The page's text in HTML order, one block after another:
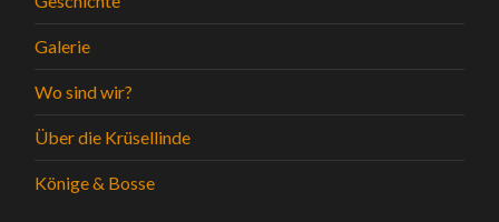
Galerie
Wo sind wir?
Über die Krüsellinde
Könige & Bosse